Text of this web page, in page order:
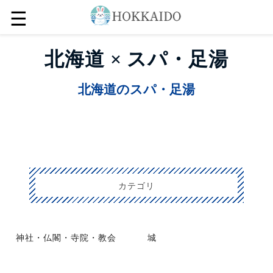
☰
北海道 × スパ・足湯
北海道のスパ・足湯
カテゴリ
神社・仏閣・寺院・教会 城